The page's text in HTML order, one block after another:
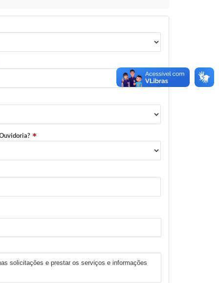
solicitações e prestar os serviços e informações